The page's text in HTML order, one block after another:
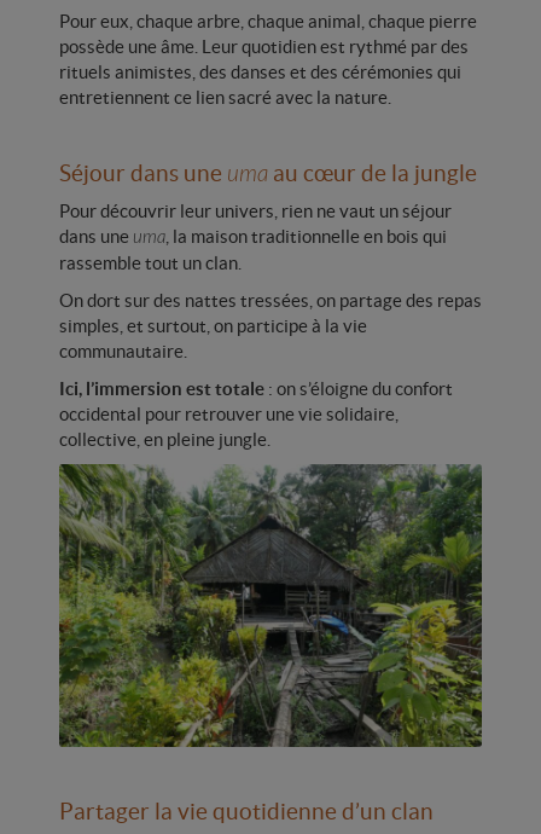
Pour eux, chaque arbre, chaque animal, chaque pierre
possède une âme. Leur quotidien est rythmé par des
rituels animistes, des danses et des cérémonies qui
entretiennent ce lien sacré avec la nature.
Séjour dans une umaau cœur de la jungle
Pour découvrir leur univers, rien ne vaut un séjour
dans une uma, la maison traditionnelle en bois qui
rassemble tout un clan.
On dort sur des nattes tressées, on partage des repas
simples, et surtout, on participe à la vie
communautaire.
Ici, l’immersion est totale: on s’éloigne du confort
occidental pour retrouver une vie solidaire,
collective, en pleine jungle.
Partager la vie quotidienne d’un clan